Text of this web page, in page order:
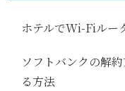
ホテルでWi-Fiルー
ソフトバンクの解
る方法